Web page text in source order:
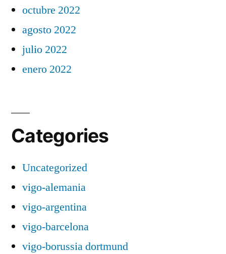
octubre 2022
agosto 2022
julio 2022
enero 2022
Categories
Uncategorized
vigo-alemania
vigo-argentina
vigo-barcelona
vigo-borussia dortmund